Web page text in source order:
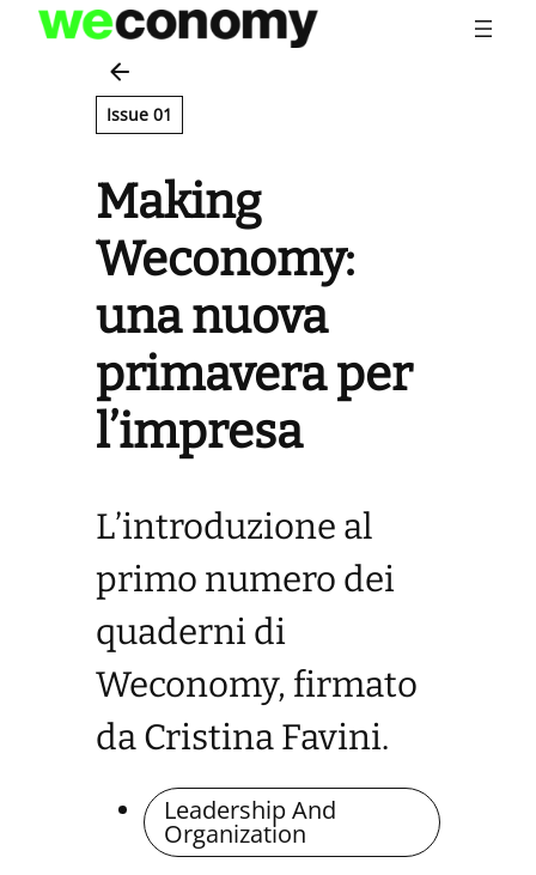
Vai
contenuto
Issue 01
Making
Weconomy:
una nuova
primavera per
l’impresa
L’introduzione al
primo numero dei
quaderni di
Weconomy, firmato
da Cristina Favini.
Leadership And
Organization